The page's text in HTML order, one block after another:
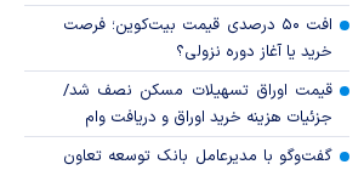
افت ۵۰ درصدی قیمت بیت‌کوین؛ فرصت
خرید یا آغاز دوره نزولی؟
قیمت اوراق تسهیلات مسکن نصف شد/
جزئیات هزینه خرید اوراق و دریافت وام
گفت‌وگو با مدیرعامل بانک توسعه تعاون